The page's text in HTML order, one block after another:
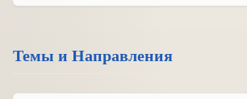
Темы и Направления